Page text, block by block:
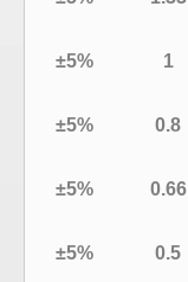
1
±5%
0.8
±5%
0.66
±5%
0.5
±5%